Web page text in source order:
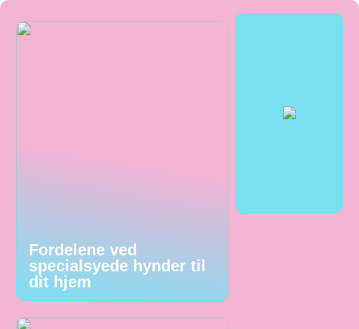
Fordelene ved
specialsyede hynder til
dit hjem